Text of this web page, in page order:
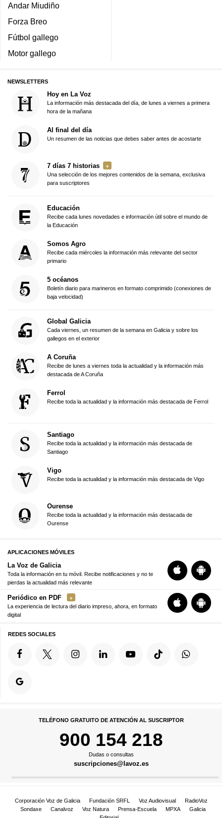
Andar Miudiño
Forza Breo
Fútbol gallego
Motor gallego
NEWSLETTERS
Hoy en La Voz
La información más destacada del día, de lunes a viernes a primera
hora de la mañana
Al final del día
Un resumen de las noticias que debes saber antes de acostarte
7 días 7 historias
Una selección de los mejores contenidos de la semana, exclusiva
para suscriptores
Educación
Recibe cada lunes novedades e información útil sobre el mundo de
la Educación
Somos Agro
Recibe cada miércoles la información más relevante del sector
primario
5 océanos
Boletín diario para marineros en formato comprimido (conexiones de
baja velocidad)
Global Galicia
Cada viernes, un resumen de la semana en Galicia y sobre los
gallegos en el exterior
A Coruña
Recibe de lunes a viernes toda la actualidad y la información más
destacada de A Coruña
Ferrol
Recibe toda la actualidad y la información más destacada de Ferrol
Santiago
Recibe toda la actualidad y la información más destacada de
Santiago
Vigo
Recibe toda la actualidad y la información más destacada de Vigo
Ourense
Recibe toda la actualidad y la información más destacada de
Ourense
APLICACIONES MÓVILES
La Voz de Galicia
Toda la información en tu móvil. Recibe notificaciones y no te
pierdas la actualidad más relevante
Periódico en PDF
La experiencia de lectura del diario impreso, ahora, en formato
digital
REDES SOCIALES
TELÉFONO GRATUITO DE ATENCIÓN AL SUSCRIPTOR
900 154 218
Dudas o consultas
suscripciones@lavoz.es
Corporación Voz de Galicia Fundación SRFL Voz Audiovisual
RadioVoz
Sondaxe
Canalvoz Voz Natura Prensa-Escuela MPXA
Galicia